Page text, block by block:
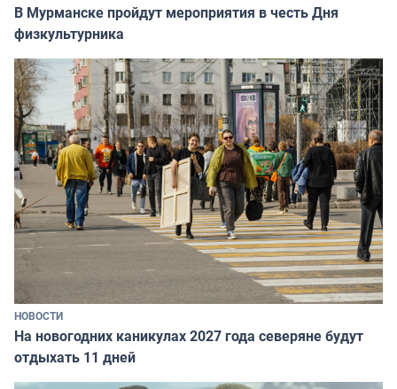
В Мурманске пройдут мероприятия в честь Дня
физкультурника
НОВОСТИ
На новогодних каникулах 2027 года северяне будут
отдыхать 11 дней